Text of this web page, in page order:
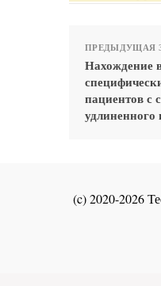
ПРЕДЫДУЩАЯ
Нахождение
пациентов с
удлиненного
(c) 2020-2026